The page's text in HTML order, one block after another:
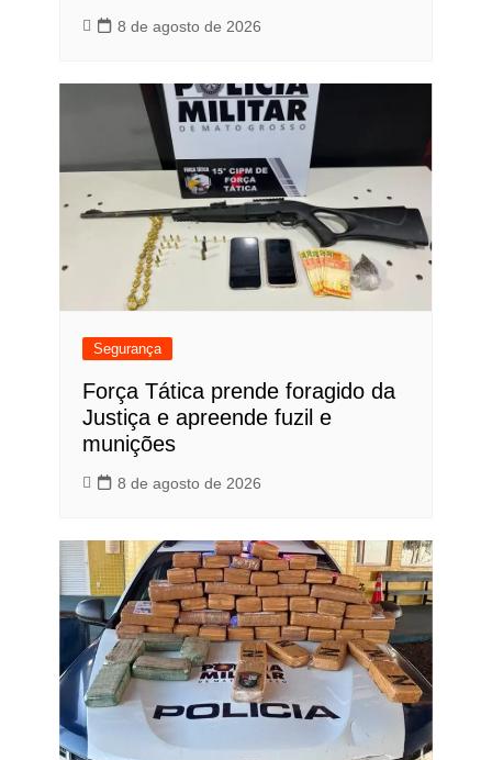
8 de agosto de 2026
Segurança
Força Tática prende foragido da
Justiça e apreende fuzil e
munições
8 de agosto de 2026